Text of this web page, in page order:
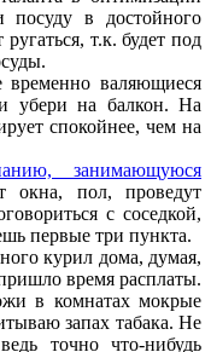
посуду в достойного
т.к. будет под
валяющиеся
убери на балкон. На
спокойнее, чем на
занимающуюся
пол, проведут
с соседкой,
первые три пункта.
курил дома, думая,
время расплаты.
в комнатах мокрые
запах табака. Не
точно что-нибудь